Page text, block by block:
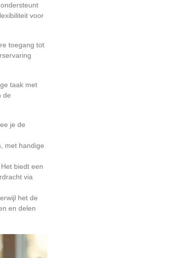
voor
toegang tot
taak met
de
je de
met handige
biedt een
via
het de
en delen